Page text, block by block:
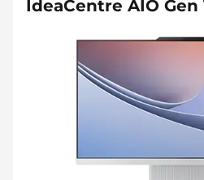
IdeaCentre AIO Gen